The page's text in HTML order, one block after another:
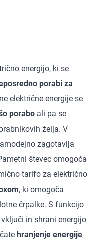
energijo, ki se
porabi za
električne energije se
porabo ali pa se
želja. V
zagotavlja
števec omogoča
tarifo za električno
, ki omogoča
črpalke. S funkcijo
in shrani energijo
hranjenje energije